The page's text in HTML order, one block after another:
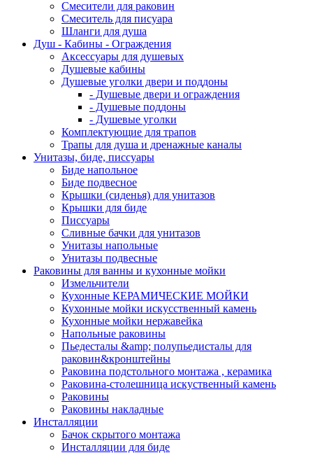
Смесители для раковин
Смеситель для писуара
Шланги для душа
Душ - Кабины - Ограждения
Аксессуары для душевых
Душевые кабины
Душевые уголки двери и поддоны
- Душевые двери и ограждения
- Душевые поддоны
- Душевые уголки
Комплектующие для трапов
Трапы для душа и дренажные каналы
Унитазы, биде, писсуары
Биде напольное
Биде подвесное
Крышки (сиденья) для унитазов
Крышки для биде
Писсуары
Сливные бачки для унитазов
Унитазы напольные
Унитазы подвесные
Раковины для ванны и кухонные мойки
Измельчители
Кухонные КЕРАМИЧЕСКИЕ МОЙКИ
Кухонные мойки искусственный камень
Кухонные мойки нержавейка
Напольные раковины
Пьедесталы &amp; полупьедисталы для
раковин&кронштейны
Раковина подстольного монтажа , керамика
Раковина-столешница искуственный камень
Раковины
Раковины накладные
Инсталляции
Бачок скрытого монтажа
Инсталляции для биде